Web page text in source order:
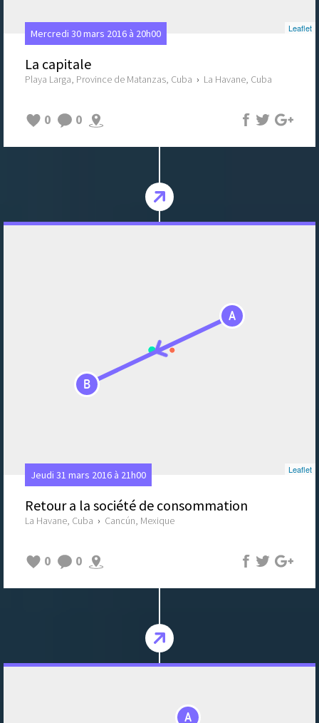
Leaflet
Mercredi 30 mars 2016 à 20h00
La capitale
Playa Larga, Province de Matanzas, Cuba › La Havane, Cuba
0 0
A
B
Leaflet
Jeudi 31 mars 2016 à 21h00
Retour a la société de consommation
La Havane, Cuba › Cancún, Mexique
0 0
A